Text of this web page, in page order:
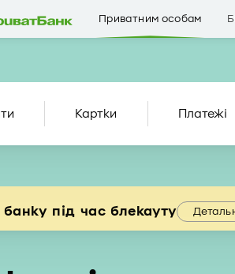
Приватним особам
Картки Платежі
під час блекауту